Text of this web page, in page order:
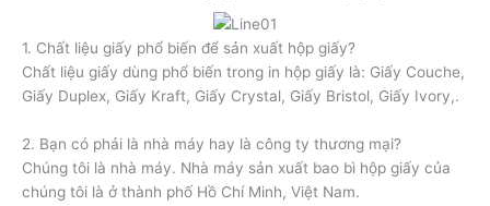
1. Chất liệu giấy phổ biến để sản xuất hộp giấy?
Chất liệu giấy dùng phổ biến trong in hộp giấy là: Giấy Couche,
Giấy Duplex, Giấy Kraft, Giấy Crystal, Giấy Bristol, Giấy Ivory,.
2. Bạn có phải là nhà máy hay là công ty thương mại?
Chúng tôi là nhà máy. Nhà máy sản xuất bao bì hộp giấy của
chúng tôi là ở thành phố Hồ Chí Minh, Việt Nam.